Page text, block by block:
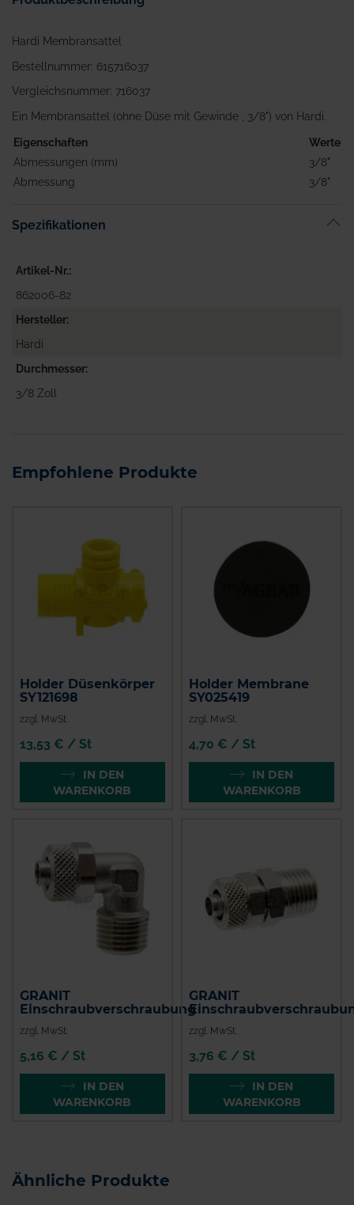
Hardi Membransattel
Bestellnummer: 615716037
Vergleichsnummer: 716037
Ein Membransattel (ohne Düse mit Gewinde , 3/8") von Hardi.
Eigenschaften
Werte
Abmessungen (mm)
3/8"
Abmessung
3/8"
Spezifikationen
Artikel-Nr.
862006-82
Hersteller
Hardi
Durchmesser
3/8 Zoll
Empfohlene Produkte
Holder Düsenkörper
SY121698
zzgl. MwSt.
13,53 € / St
IN DEN
WARENKORB
Holder Membrane
SY025419
zzgl. MwSt.
4,70 € / St
IN DEN
WARENKORB
GRANIT
Einschraubverschraubung
zzgl. MwSt.
5,16 € / St
IN DEN
WARENKORB
GRANIT
zzgl. MwSt.
3,76 € / St
IN DEN
WARENKORB
Ähnliche Produkte